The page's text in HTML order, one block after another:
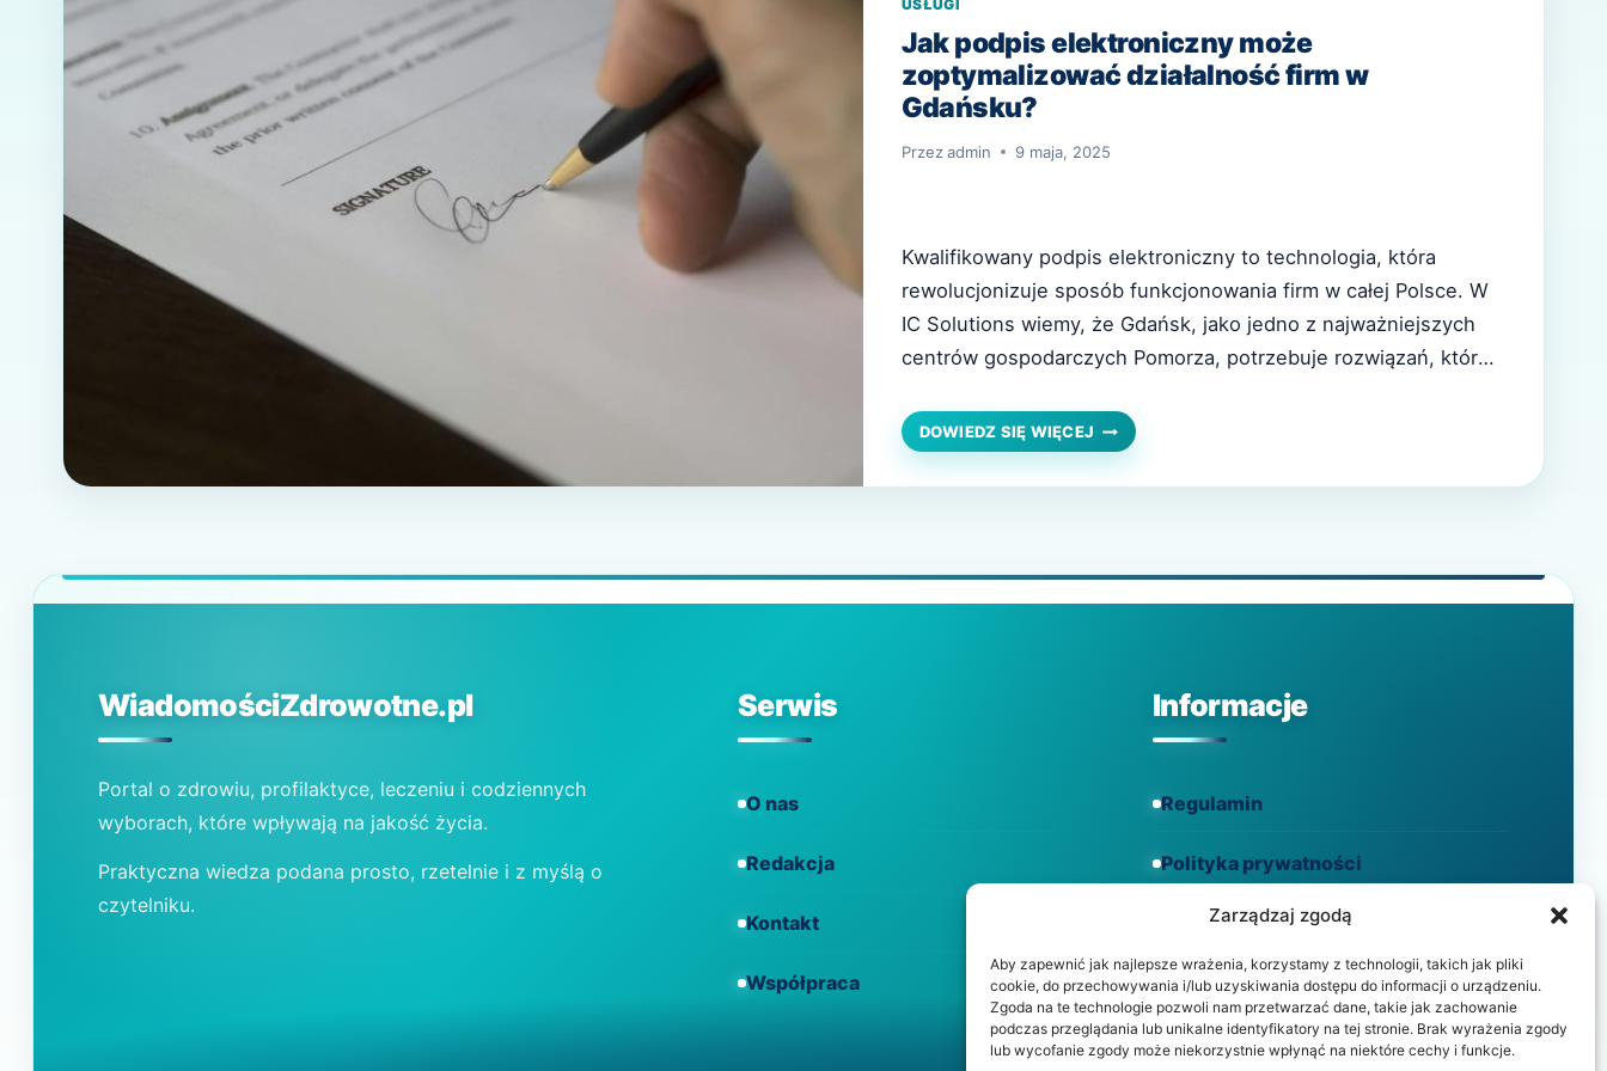
Zarządzaj zgodą
Aby zapewnić jak najlepsze wrażenia, korzystamy z technologii, takich jak pliki
cookie, do przechowywania i/lub uzyskiwania dostępu do informacji o urządzeniu.
Zgoda na te technologie pozwoli nam przetwarzać dane, takie jak zachowanie
podczas przeglądania lub unikalne identyfikatory na tej stronie. Brak wyrażenia zgody
lub wycofanie zgody może niekorzystnie wpłynąć na niektóre cechy i funkcje.
USŁUGI
Jak podpis elektroniczny może
zoptymalizować działalność firm w
Gdańsku?
Przez admin 9 maja, 2025
Kwalifikowany podpis elektroniczny to technologia, która
rewolucjonizuje sposób funkcjonowania firm w całej Polsce. W
IC Solutions wiemy, że Gdańsk, jako jedno z najważniejszych
centrów gospodarczych Pomorza, potrzebuje rozwiązań, które
nowoczesne i bezpieczne narzędzia, dzięki którym firmy z
Gdańska mogą działać szybciej, skuteczniej i zgodnie z
aktualnymi wymogami prawnymi….
DOWIEDZ SIĘ WIĘCEJ JAK
PODPIS
WiadomościZdrowotne.pl
Portal o zdrowiu, profilaktyce, leczeniu i codziennych
wyborach, które wpływają na jakość życia.
Praktyczna wiedza podana prosto, rzetelnie i z myślą o
czytelniku.
Serwis
O nas
Redakcja
Kontakt
Współpraca
Informacje
Regulamin
Polityka prywatności
Polityka cookies